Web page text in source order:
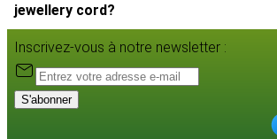
jewellery cord?
Inscrivez-vous à notre newsletter :
S'abonner